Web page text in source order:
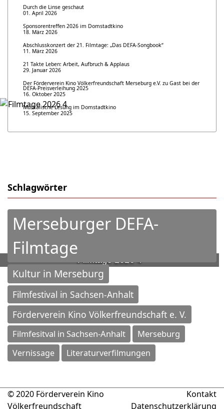
Durch die Linse geschaut
01. April 2026
Sponsorentreffen 2026 im Domstadtkino
18. März 2026
Abschlusskonzert der 21. Filmtage: „Das DEFA-Songbook“
11. März 2026
21 Takte Leben: Arbeit, Aufbruch & Applaus
29. Januar 2026
Der Förderverein Kino Völkerfreundschaft Merseburg e.V. zu Gast bei der
DEFA-Preisverleihung 2025
16. Oktober 2025
Muskalische Lesung im Domstadtkino
15. September 2025
Schlagwörter
Merseburger DEFA-
Filmtage
Kultur in Merseburg
Filmfestival in Sachsen-Anhalt
Förderverein Kino Völkerfreundschaft e. V.
Filmfesitval in Sachsen-Anhalt Merseburg
Vernissage Literaturverfilmungen
© 2020 Förderverein Kino
Völkerfreundschaft
Kontakt
Datenschutzerklärung